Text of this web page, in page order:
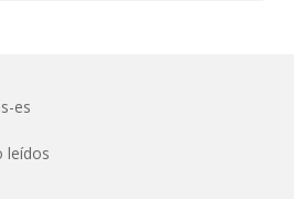
es
leídos